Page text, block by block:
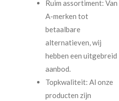
Ruim assortiment: Van
A-merken tot
betaalbare
alternatieven, wij
hebben een uitgebreid
aanbod.
Topkwaliteit: Al onze
producten zijn